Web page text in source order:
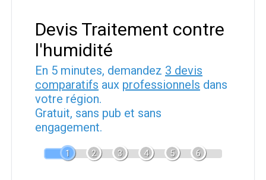
Devis Traitement contre
l'humidité
En 5 minutes, demandez 3 devis
comparatifs aux professionnels dans
votre région.
Gratuit, sans pub et sans
engagement.
1 2 3 4 5 6